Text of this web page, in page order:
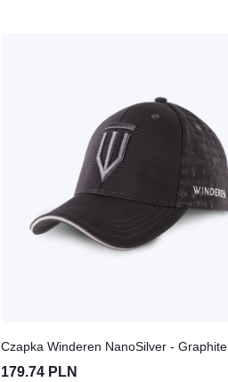
Czapka Winderen NanoSilver - Graphite
179.74 PLN